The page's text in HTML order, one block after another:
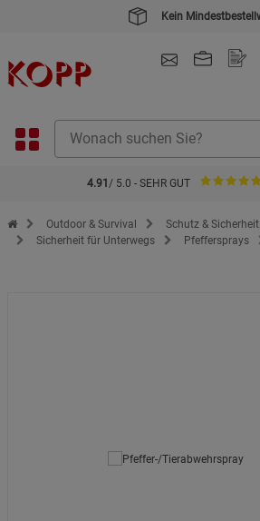
Kein
4.91 / 5.0 - SEHR GUT
Zur Startseite des Kopp Verlag Online-Shop
Outdoor & Survival
Schutz & Sicherheit
Sicherheit für Unterwegs
Pfeffersprays